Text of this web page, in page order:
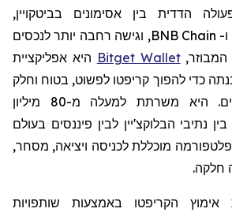
הדדית בין אסימונים בביטקויין,
ו- BNB Chain, וגישה רחבה יותר לנכסים
המבוזר,Bitget Wallet היא אפליקציית
כדי להפוך קריפטו לפשוט, בטוח וחלק
היא
משרתת למעלה מ-80 מיליון
נתיבי הבלוקצ'יין לבין פיננסים בעולם
פלטפורמה מוכללת לכניסה ויציאה, מסחר,
חלקה.
אימוץ הקריפטו
באמצעות שותפויות